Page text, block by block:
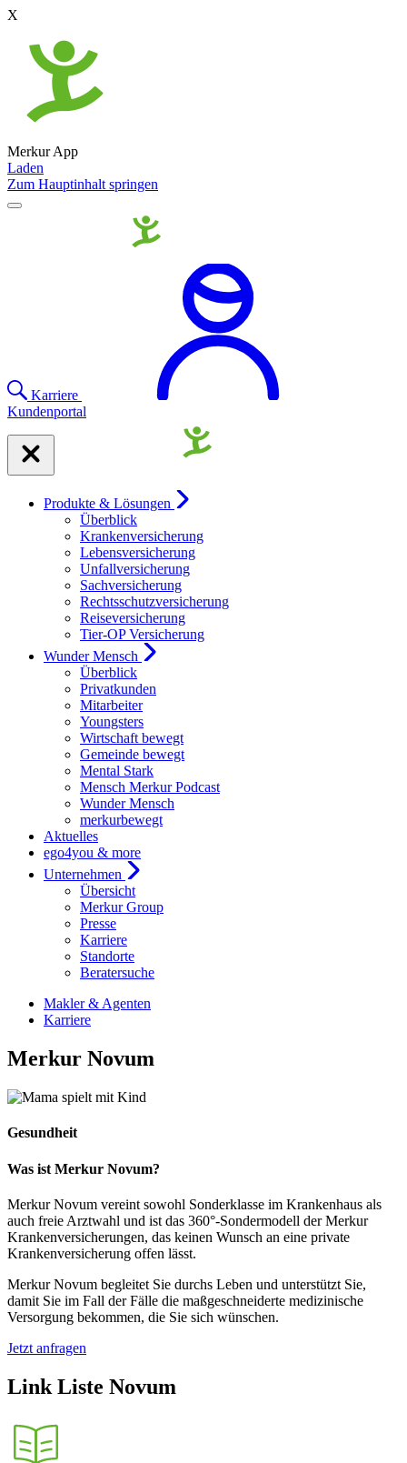
X
Merkur App
Laden
Zum Hauptinhalt springen
Karriere
Kundenportal
Produkte & Lösungen
Überblick
Krankenversicherung
Lebensversicherung
Unfallversicherung
Sachversicherung
Rechtsschutzversicherung
Reiseversicherung
Tier-OP Versicherung
Wunder Mensch
Überblick
Privatkunden
Mitarbeiter
Youngsters
Wirtschaft bewegt
Gemeinde bewegt
Mental Stark
Mensch Merkur Podcast
Wunder Mensch
merkurbewegt
Aktuelles
ego4you & more
Unternehmen
Übersicht
Merkur Group
Presse
Karriere
Standorte
Beratersuche
Makler & Agenten
Karriere
Merkur Novum
Gesundheit
Was ist Merkur Novum?
Merkur Novum vereint sowohl Sonderklasse im Krankenhaus als
auch freie Arztwahl und ist das 360°-Sondermodell der Merkur
Krankenversicherungen, das keinen Wunsch an eine private
Krankenversicherung offen lässt.
Merkur Novum begleitet Sie durchs Leben und unterstützt Sie,
damit Sie im Fall der Fälle die maßgeschneiderte medizinische
Versorgung bekommen, die Sie sich wünschen.
Jetzt anfragen
Link Liste Novum